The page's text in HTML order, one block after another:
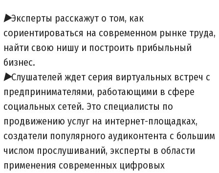
▶️Эксперты расскажут о том, как
сориентироваться на современном рынке труда,
найти свою нишу и построить прибыльный
бизнес.
▶️Слушателей ждет серия виртуальных встреч с
предпринимателями, работающими в сфере
социальных сетей. Это специалисты по
продвижению услуг на интернет-площадках,
создатели популярного аудиконтента с большим
числом прослушиваний, эксперты в области
применения современных цифровых